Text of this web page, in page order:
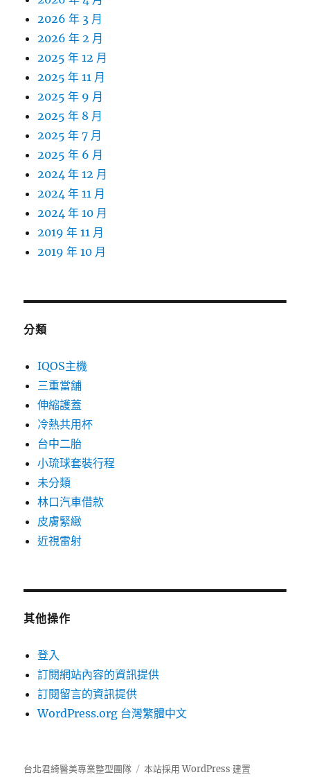
2026 年 3 月
2026 年 2 月
2025 年 12 月
2025 年 11 月
2025 年 9 月
2025 年 8 月
2025 年 7 月
2025 年 6 月
2024 年 12 月
2024 年 11 月
2024 年 10 月
2019 年 11 月
2019 年 10 月
分類
IQOS主機
三重當舖
伸縮護蓋
冷熱共用杯
台中二胎
小琉球套裝行程
未分類
林口汽車借款
皮膚緊緻
近視雷射
其他操作
登入
訂閱網站內容的資訊提供
訂閱留言的資訊提供
WordPress.org 台灣繁體中文
台北君綺醫美專業整型團隊 本站採用 WordPress 建置